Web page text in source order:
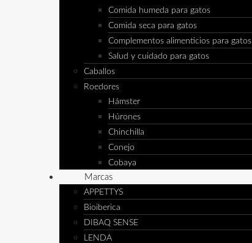
Comida humeda para gatos
Comida seca para gatos
Complementos alimenticios para gatos
Salud y cuidado para gatos
Caballos
Roedores
Hámster
Húrones
Chinchilla
Conejo
Cobaya
Marcas
APPETTYS
Bioiberica
DIBAQ SENSE
LENDA